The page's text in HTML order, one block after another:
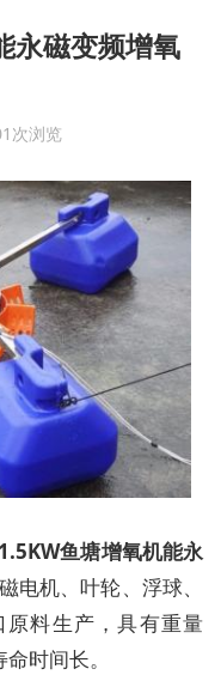
永磁变频增氧
次浏览
鱼塘增氧机能永
电机、叶轮、浮球、
料生产，具有重量
时间长。